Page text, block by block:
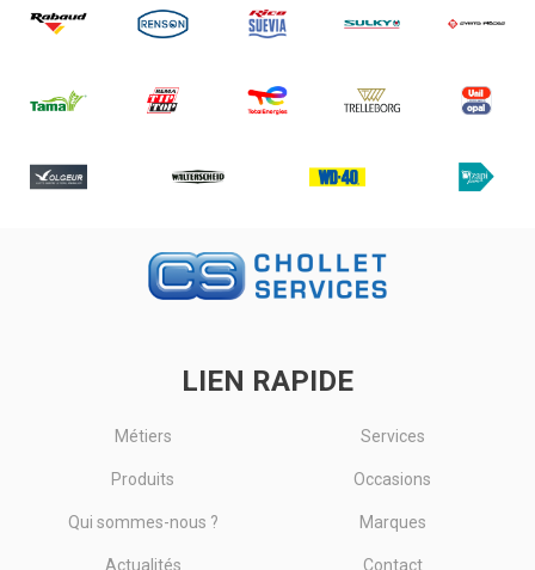
LIEN RAPIDE
Métiers Services
Produits Occasions
Qui sommes-nous ? Marques
Actualités Contact